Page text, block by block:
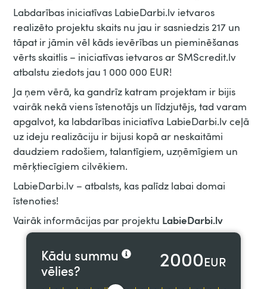
Labdarības iniciatīvas LabieDarbi.lv ietvaros
realizēto projektu skaits nu jau ir sasniedzis 217 un
tāpat ir jāmin vēl kāds ievērības un pieminēšanas
vērts skaitlis – iniciatīvas ietvaros ar SMScredit.lv
atbalstu ziedots jau 1 000 000 EUR!
Ja ņem vērā, ka gandrīz katram projektam ir bijis
vairāk nekā viens īstenotājs un līdzjutējs, tad varam
apgalvot, ka labdarības iniciatīva LabieDarbi.lv ceļā
uz ideju realizāciju ir bijusi kopā ar neskaitāmi
daudziem radošiem, talantīgiem, uzņēmīgiem un
mērķtiecīgiem cilvēkiem.
LabieDarbi.lv – atbalsts, kas palīdz labai domai
īstenoties!
Vairāk informācijas par projektu LabieDarbi.lv
Kādu summu
vēlies?
2000EUR